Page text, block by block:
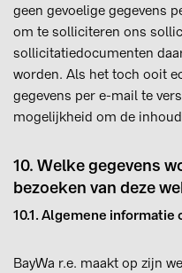
geen gevoelige gegevens
om te solliciteren ons
sollicitatiedocumenten
worden. Als het toch ooit
gegevens per e-mail te
mogelijkheid om de
10. Welke gegevens
bezoeken van deze
10.1. Algemene
BayWa r.e. maakt op zijn